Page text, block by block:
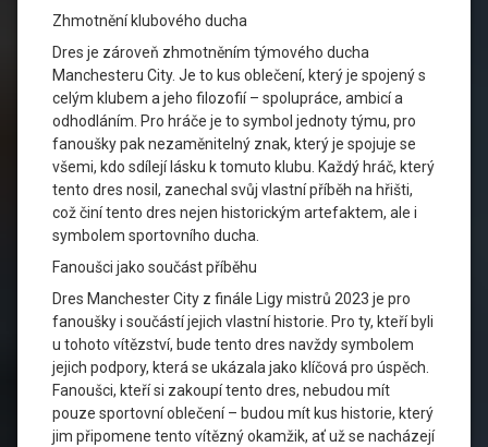
Zhmotnění klubového ducha
Dres je zároveň zhmotněním týmového ducha
Manchesteru City. Je to kus oblečení, který je spojený s
celým klubem a jeho filozofií – spolupráce, ambicí a
odhodláním. Pro hráče je to symbol jednoty týmu, pro
fanoušky pak nezaměnitelný znak, který je spojuje se
všemi, kdo sdílejí lásku k tomuto klubu. Každý hráč, který
tento dres nosil, zanechal svůj vlastní příběh na hřišti,
což činí tento dres nejen historickým artefaktem, ale i
symbolem sportovního ducha.
Fanoušci jako součást příběhu
Dres Manchester City z finále Ligy mistrů 2023 je pro
fanoušky i součástí jejich vlastní historie. Pro ty, kteří byli
u tohoto vítězství, bude tento dres navždy symbolem
jejich podpory, která se ukázala jako klíčová pro úspěch.
Fanoušci, kteří si zakoupí tento dres, nebudou mít
pouze sportovní oblečení – budou mít kus historie, který
jim připomene tento vítězný okamžik, ať už se nacházejí